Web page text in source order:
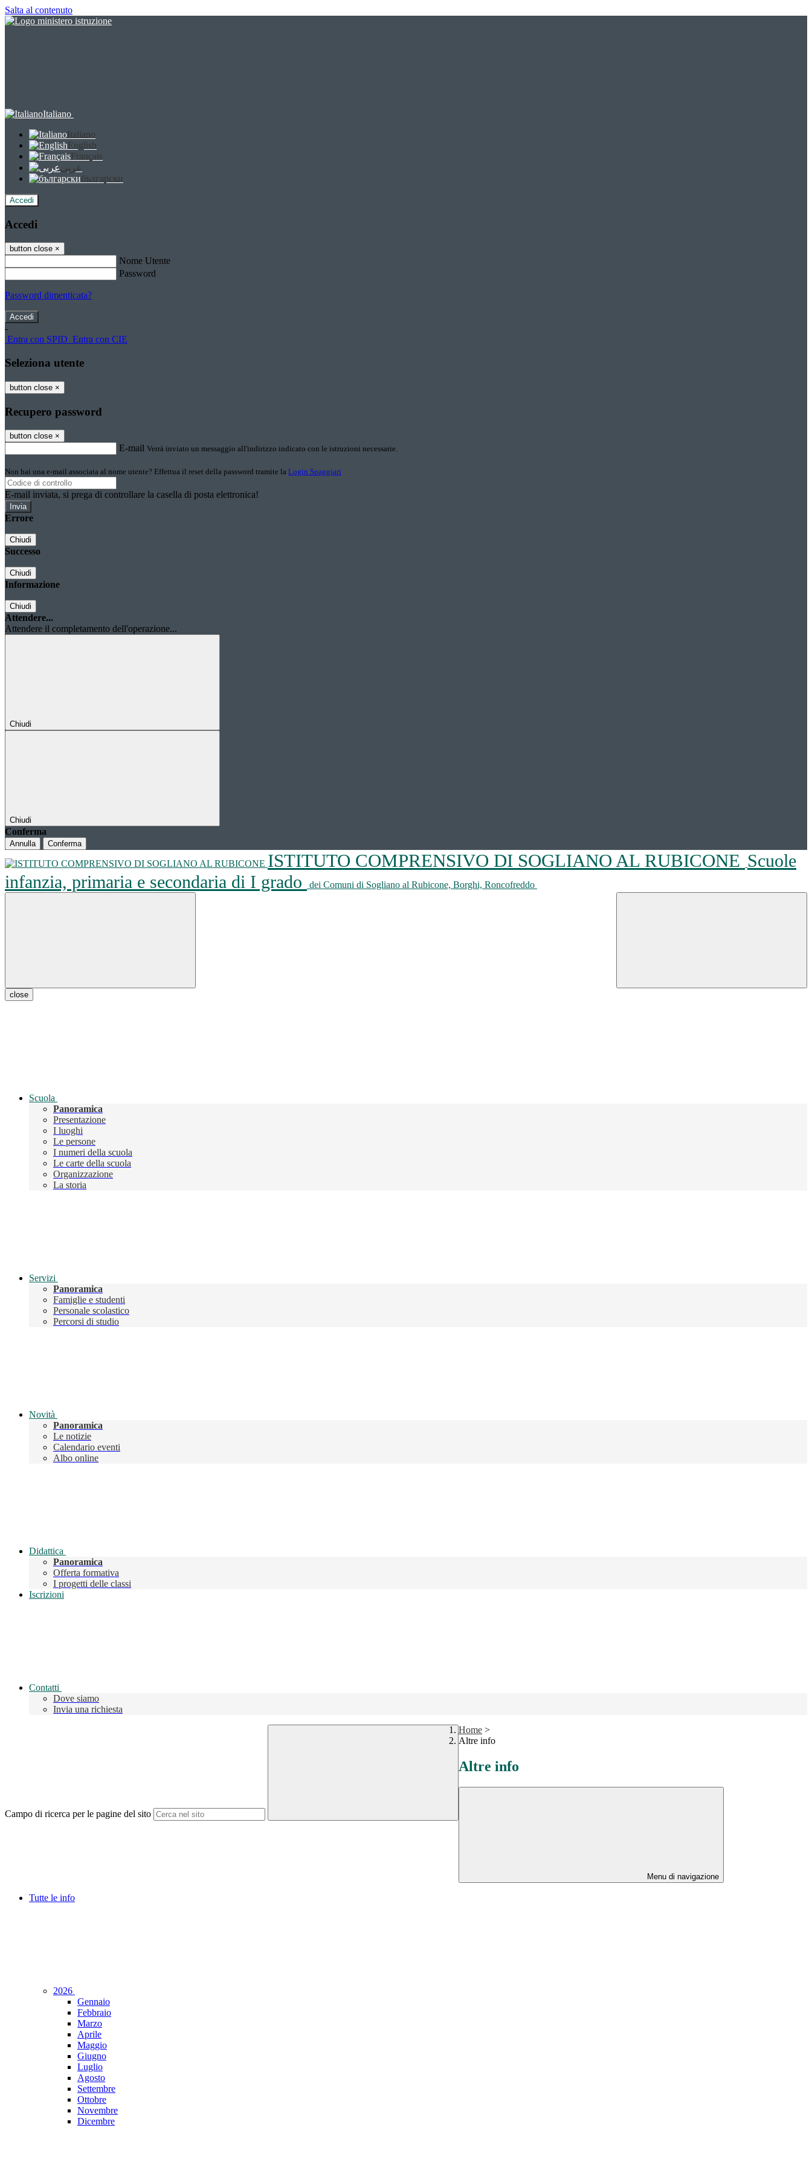
Salta al contenuto
Italiano
Italiano
English
Français
عربى
български
Accedi
Accedi
button close ×
Nome Utente
Password
Password dimenticata?
-
Entra con SPID Entra con CIE
Seleziona utente
button close ×
Recupero password
button close ×
E-mail Verrà inviato un messaggio all'indirizzo indicato con le istruzioni necessarie.
Non hai una e-mail associata al nome utente? Effettua il reset della password tramite la Login Spaggiari
E-mail inviata, si prega di controllare la casella di posta elettronica!
Errore
Chiudi
Successo
Chiudi
Informazione
Chiudi
Attendere...
Attendere il completamento dell'operazione...
Chiudi
Chiudi
Conferma
Annulla Conferma
ISTITUTO COMPRENSIVO DI SOGLIANO AL RUBICONE Scuole
infanzia, primaria e secondaria di I grado
dei Comuni di Sogliano al Rubicone, Borghi, Roncofreddo
close
Scuola
Panoramica
Presentazione
I luoghi
Le persone
I numeri della scuola
Le carte della scuola
Organizzazione
La storia
Servizi
Panoramica
Famiglie e studenti
Personale scolastico
Percorsi di studio
Novità
Panoramica
Le notizie
Calendario eventi
Albo online
Didattica
Panoramica
Offerta formativa
I progetti delle classi
Iscrizioni
Contatti
Dove siamo
Invia una richiesta
Campo di ricerca per le pagine del sito
Home >
Altre info
Altre info
Menu di navigazione
Tutte le info
2026
Gennaio
Febbraio
Marzo
Aprile
Maggio
Giugno
Luglio
Agosto
Settembre
Ottobre
Novembre
Dicembre